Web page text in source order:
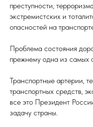
преступности,
экстремистских и
опасностей на
Проблема состояния
прежнему одна из самых
Транспортные артерии,
транспортных средств,
все это Президент
задачу страны.